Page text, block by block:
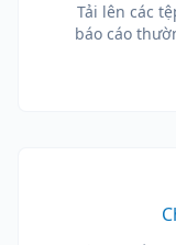
Tải lên các
báo cáo